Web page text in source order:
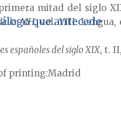
mitad del siglo
la AIH, vol. VIII. Lengua,
españoles del siglo XIX, t.
que antecede
printing Madrid